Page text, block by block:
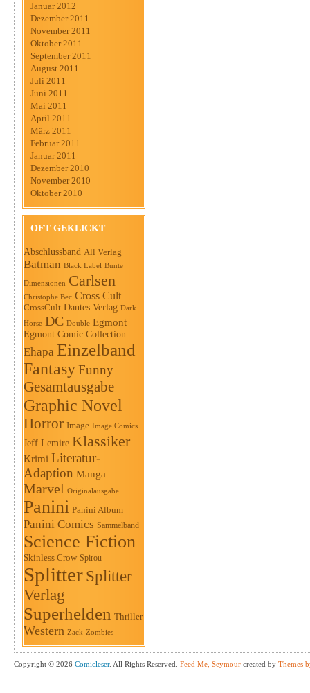
Januar 2012
Dezember 2011
November 2011
Oktober 2011
September 2011
August 2011
Juli 2011
Juni 2011
Mai 2011
April 2011
März 2011
Februar 2011
Januar 2011
Dezember 2010
November 2010
Oktober 2010
OFT GEKLICKT
Abschlussband All Verlag
Batman Black Label Bunte
Dimensionen Carlsen
Christophe Bec Cross Cult
CrossCult Dantes Verlag Dark
Horse DC Double Egmont
Egmont Comic Collection
Ehapa Einzelband
FantasyFunny
Gesamtausgabe
Graphic Novel
Horror Image Image Comics
Jeff Lemire Klassiker
Krimi Literatur-
Adaption Manga
Marvel Originalausgabe
Panini Panini Album
Panini Comics Sammelband
Science Fiction
Skinless Crow Spirou
Splitter Splitter
Verlag
Superhelden Thriller
Western Zack Zombies
Copyright © 2026 Comicleser. All Rights Reserved. Feed Me, Seymour created by Themes